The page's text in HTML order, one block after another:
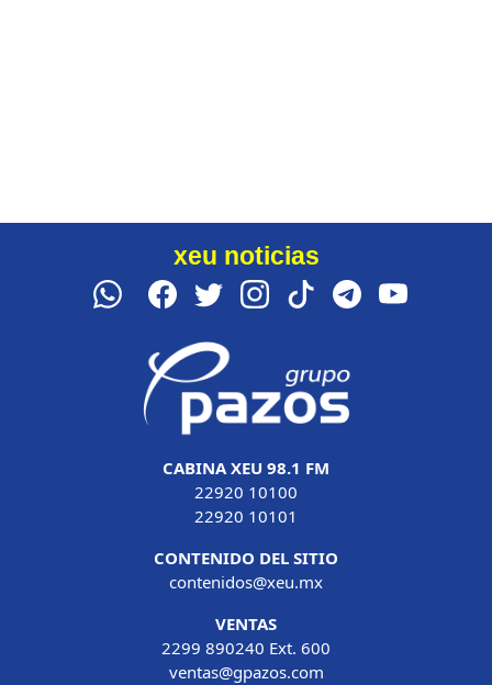
xeu noticias
CABINA XEU 98.1 FM
22920 10100
22920 10101
CONTENIDO DEL SITIO
contenidos@xeu.mx
VENTAS
2299 890240 Ext. 600
ventas@gpazos.com